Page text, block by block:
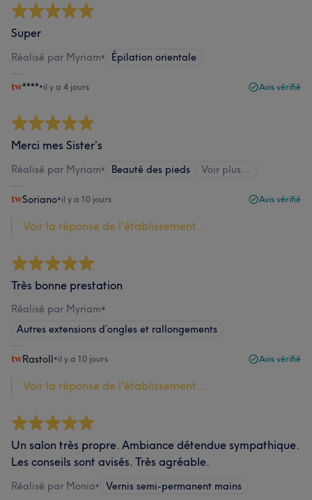
Super
Réalisé par Myriam• Épilation orientale
****•il y a 4 jours Avis vérifié
Merci mes Sister’s
Réalisé par Myriam• Beauté des pieds Voir plus...
Soriano•il y a 10 jours Avis vérifié
Voir la réponse de l'établissement...
Très bonne prestation
Réalisé par Myriam•
Autres extensions d’ongles et rallongements
Rastoll•il y a 10 jours Avis vérifié
Voir la réponse de l'établissement...
Un salon très propre. Ambiance détendue sympathique.
Les conseils sont avisés. Très agréable.
Réalisé par Monia• Vernis semi-permanent mains